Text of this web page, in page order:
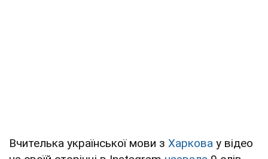
Вчителька української мови з Харкова у відео